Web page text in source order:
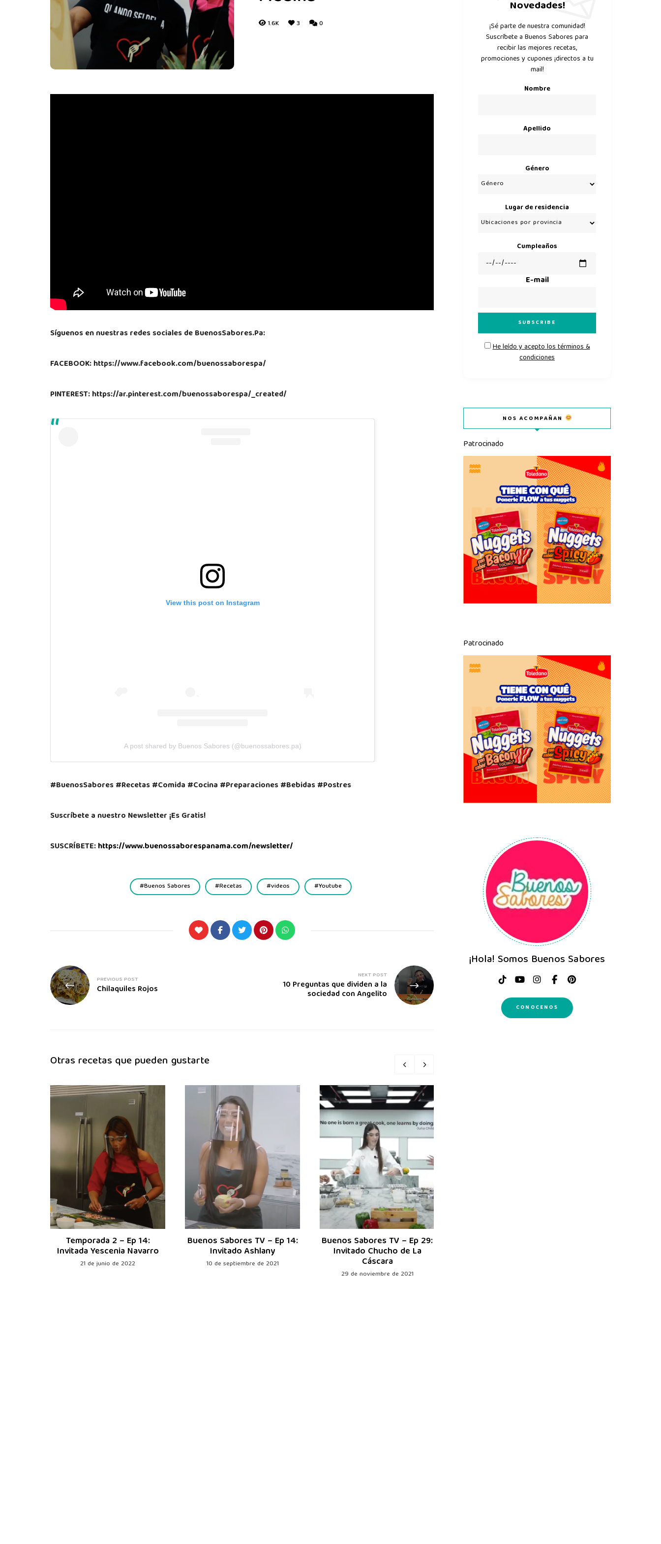
1.6K 3 0
Síguenos en nuestras redes sociales de BuenosSabores.Pa:
FACEBOOK: https://www.facebook.com/buenossaborespa/
PINTEREST: https://ar.pinterest.com/buenossaborespa/_created/
View this post on Instagram
A post shared by Buenos Sabores (@buenossabores.pa)
#BuenosSabores #Recetas #Comida #Cocina #Preparaciones #Bebidas #Postres
Suscríbete a nuestro Newsletter ¡Es Gratis!
SUSCRÍBETE:https://www.buenossaborespanama.com/newsletter/
Buenos Sabores Recetas videos Youtube
PREVIOUS POST
Chilaquiles Rojos
NEXT POST
10 Preguntas que dividen a la
sociedad con Angelito
Otras recetas que pueden gustarte
Temporada 2 – Ep 14:
Invitada Yescenia Navarro
21 de junio de 2022
Buenos Sabores TV – Ep 14:
Invitado Ashlany
10 de septiembre de 2021
Buenos Sabores TV – Ep 29:
Invitado Chucho de La
Cáscara
29 de noviembre de 2021
Novedades!
¡Sé parte de nuestra comunidad!
Suscríbete a Buenos Sabores para
recibir las mejores recetas,
promociones y cupones ¡directos a tu
mail!
Nombre
Apellido
Género
Lugar de residencia
Cumpleaños
E-mail
He leído y acepto los términos &
condiciones
NOS ACOMPAÑAN
Patrocinado
Patrocinado
¡Hola! Somos Buenos Sabores
CONOCENOS